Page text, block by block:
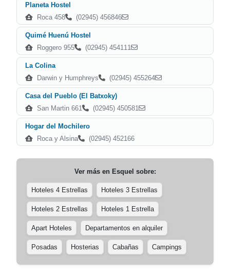
Planeta Hostel
Roca 458
(02945) 456846
Quimé Huenú Hostel
Roggero 955
(02945) 454111
La Colina
Darwin y Humphreys
(02945) 455264
Casa del Pueblo (El Batxoky)
San Martin 661
(02945) 450581
Hogar del Mochilero
Roca y Alsina
(02945) 452166
Ver más en Esquel sobre:
Hoteles 4 Estrellas Hoteles 3 Estrellas
Hoteles 2 Estrellas Hoteles 1 Estrella
Apart Hoteles Departamentos en alquiler
Posadas Hosterias Cabañas Campings